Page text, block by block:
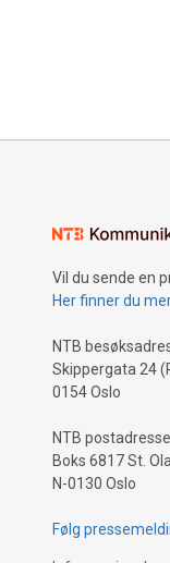
Vil du sende en
Her finner du
NTB
Skippergata 24
0154 Oslo
NTB postadresse
Boks 6817 St.
N-0130 Oslo
Følg